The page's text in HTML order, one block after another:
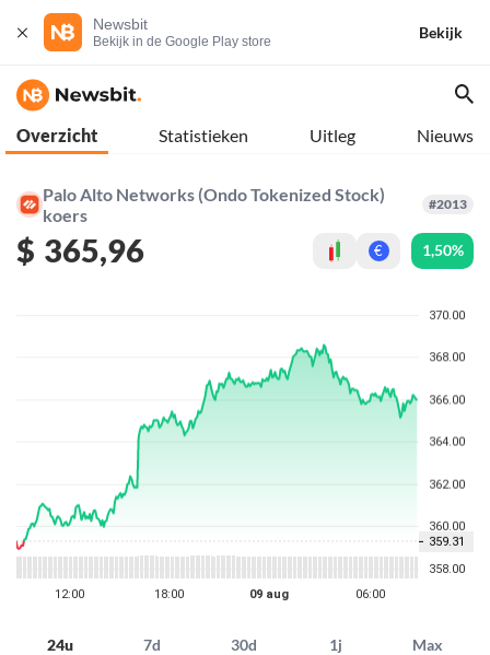
Newsbit
Bekijk in de Google Play store
Bekijk
Overzicht Statistieken Uitleg Nieuws
Palo Alto Networks (Ondo Tokenized Stock)
koers
#2013
$ 365,96 € 1,50%
24u 7d 30d 1j Max